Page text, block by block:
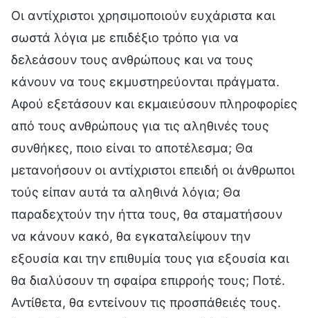
Οι αντίχριστοι χρησιμοποιούν ευχάριστα και
σωστά λόγια με επιδέξιο τρόπο για να
δελεάσουν τους ανθρώπους και να τους
κάνουν να τους εκμυστηρεύονται πράγματα.
Αφού εξετάσουν και εκμαιεύσουν πληροφορίες
από τους ανθρώπους για τις αληθινές τους
συνθήκες, ποιο είναι το αποτέλεσμα; Θα
μετανοήσουν οι αντίχριστοι επειδή οι άνθρωποι
τούς είπαν αυτά τα αληθινά λόγια; Θα
παραδεχτούν την ήττα τους, θα σταματήσουν
να κάνουν κακό, θα εγκαταλείψουν την
εξουσία και την επιθυμία τους για εξουσία και
θα διαλύσουν τη σφαίρα επιρροής τους; Ποτέ.
Αντίθετα, θα εντείνουν τις προσπάθειές τους.